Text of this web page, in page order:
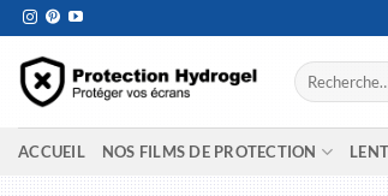
Passer
au
contenu
Recherche
pour :
ACCUEIL NOS FILMS DE PROTECTION